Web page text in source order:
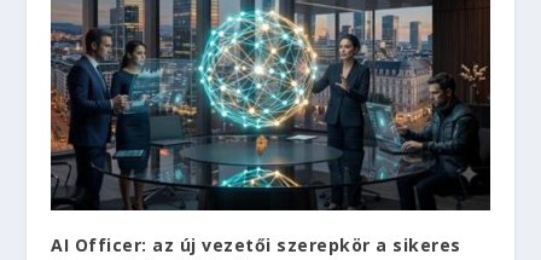
AI Officer: az új vezetői szerepkör a sikeres